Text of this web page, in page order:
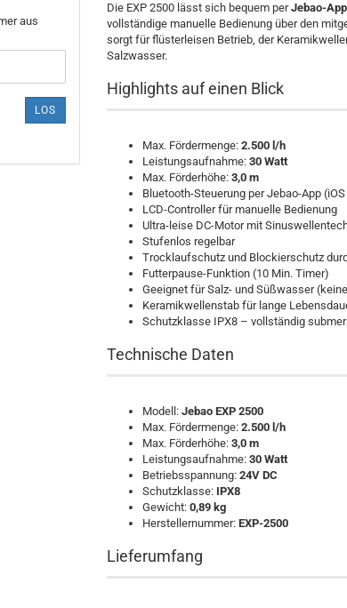
Die EXP 2500 lässt sich bequem perJebao-App
vollständige manuelle Bedienung über den
sorgt für flüsterleisen Betrieb, der
Salzwasser.
Highlights auf einen Blick
Max. Fördermenge: 2.500 l/h
Leistungsaufnahme: 30 Watt
Max. Förderhöhe: 3,0 m
Bluetooth-Steuerung per Jebao-App
LCD-Controller für manuelle Bedienung
Ultra-leise DC-Motor mit
Stufenlos regelbar
Trocklaufschutz und Blockierschutz
Futterpause-Funktion (10 Min. Timer)
Geeignet für Salz- und Süßwasser
Keramikwellenstab für lange
Schutzklasse IPX8 – vollständig
Technische Daten
Modell: Jebao EXP 2500
Max. Fördermenge: 2.500 l/h
Max. Förderhöhe: 3,0 m
Leistungsaufnahme: 30 Watt
Betriebsspannung: 24V DC
Schutzklasse: IPX8
Gewicht: 0,89 kg
Herstellernummer: EXP-2500
Lieferumfang
aus
LOS